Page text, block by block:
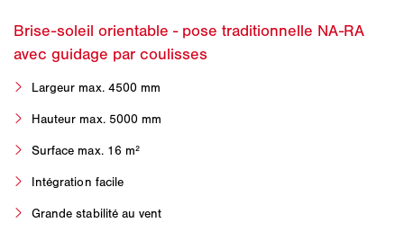
Largeur max. 4500 mm
Hauteur max. 5000 mm
Surface max. 16 m²
Intégration facile
Grande stabilité au vent